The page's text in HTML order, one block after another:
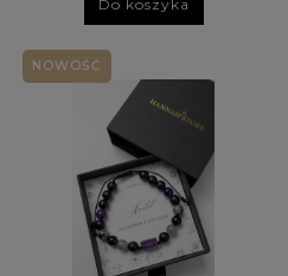
Do koszyka
NOWOŚĆ